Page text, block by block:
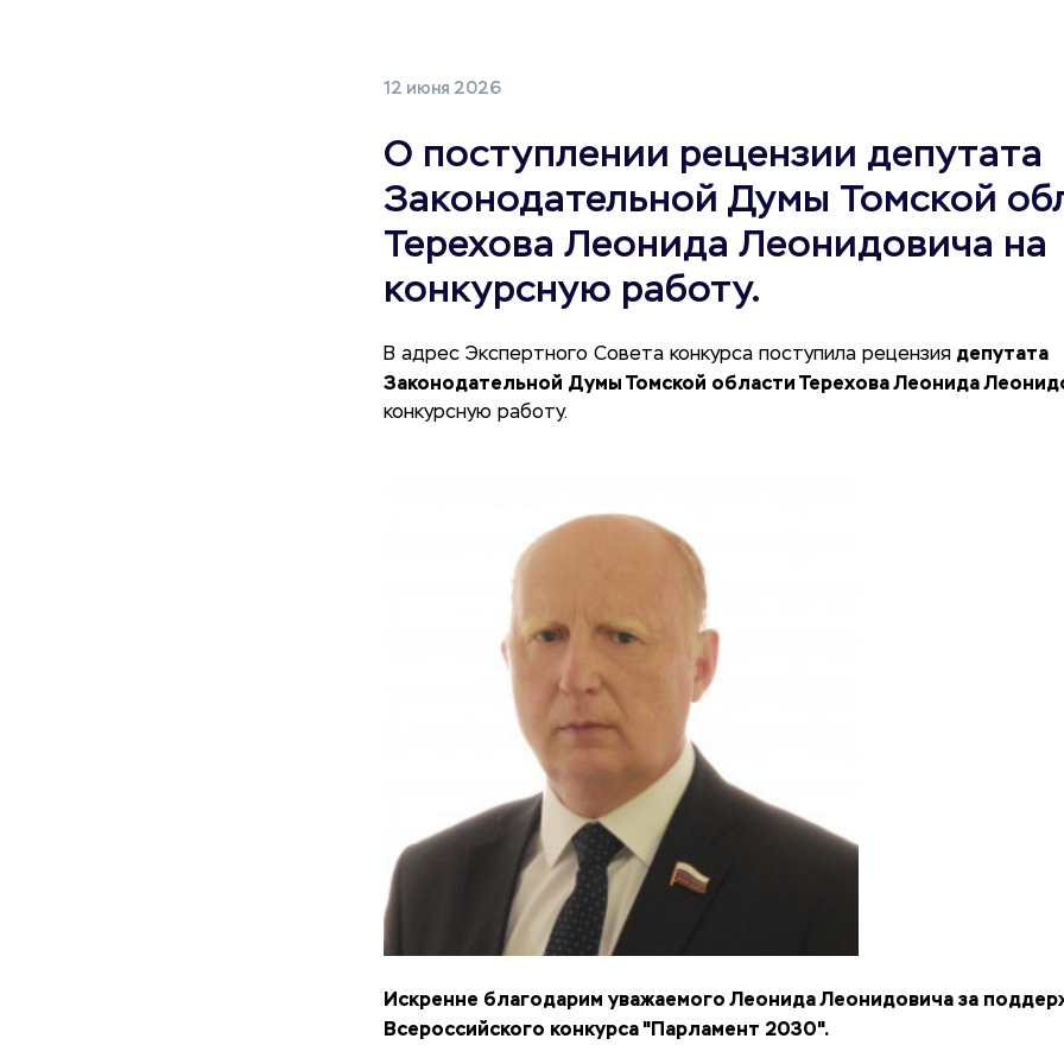
12 июня 2026
О поступлении рецензии депутата
Законодательной Думы Томской
Терехова Леонида Леонидовича на
конкурсную работу.
В адрес Экспертного Совета конкурса поступила рецензия депутата
Законодательной Думы Томской области Терехова Леонида
конкурсную работу.
Искренне благодарим уважаемого Леонида Леонидовича за
Всероссийского конкурса "Парламент 2030".